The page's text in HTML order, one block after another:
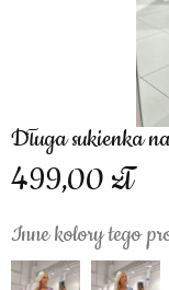
Długa sukienka
499,00
Inne kolory tego